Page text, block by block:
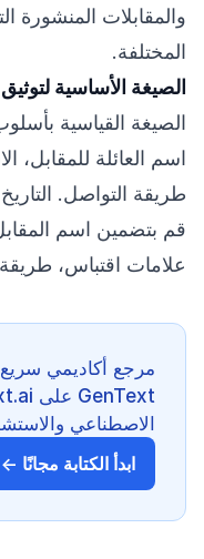
والمقابلات المنشورة
المختلفة.
الصيغة الأساسية
الصيغة القياسية
اسم العائلة للمقابل،
طريقة التواصل.
قم بتضمين اسم
علامات اقتباس، طريقة
مرجع أكاديمي
الاصطناعي
ابدأ الكتابة مجانًا ←